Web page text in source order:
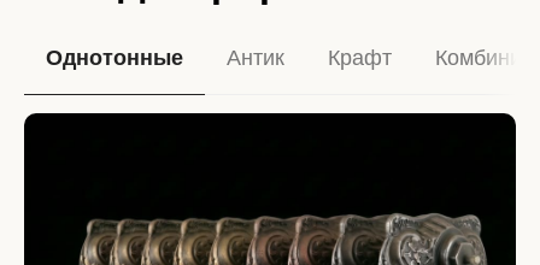
Однотонные Антик Крафт